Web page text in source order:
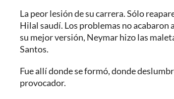
La peor lesión de su carrera. Sólo
Hilal saudí. Los problemas no acabaron
su mejor versión, Neymar hizo las
Santos.
Fue allí donde se formó, donde
provocador.